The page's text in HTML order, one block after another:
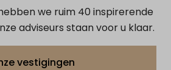
we ruim 40 inspirerende
adviseurs staan voor u klaar.
vestigingen